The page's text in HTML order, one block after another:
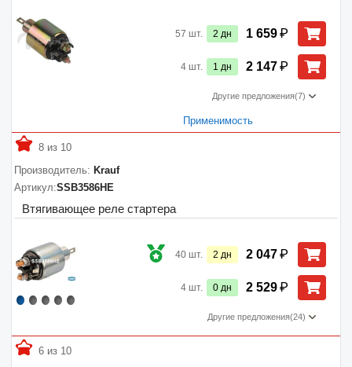
57 шт. 2 дн 1 659₽
4 шт. 1 дн 2 147₽
Другие предложения(7)
Применимость
Втягивающее реле стартера
8 из 10
Производитель: Krauf
Артикул:SSB3586HE
40 шт. 2 дн 2 047₽
4 шт. 0 дн 2 529₽
Другие предложения(24)
6 из 10